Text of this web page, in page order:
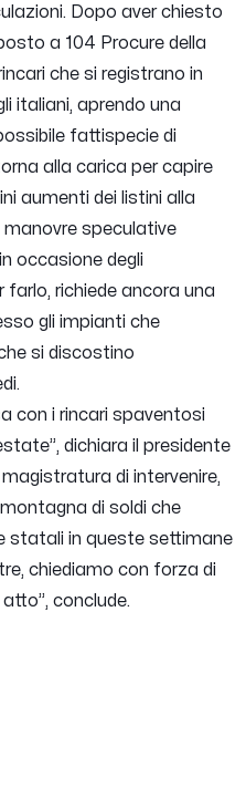
Dopo aver chiesto
a 104 Procure della
che si registrano in
italiani, aprendo una
fattispecie di
alla carica per capire
aumenti dei listini alla
speculative
occasione degli
richiede ancora una
gli impianti che
si discostino
con i rincari spaventosi
”, dichiara il presidente
di intervenire,
di soldi che
statali in queste settimane
chiediamo con forza di
atto”, conclude.